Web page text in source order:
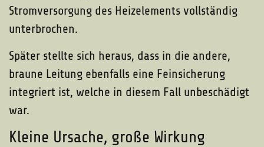
Stromversorgung des Heizelements vollständig
unterbrochen.
Später stellte sich heraus, dass in die andere,
braune Leitung ebenfalls eine Feinsicherung
integriert ist, welche in diesem Fall unbeschädigt
war.
Kleine Ursache, große Wirkung